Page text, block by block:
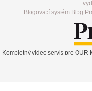
Blogovací systém
Kompletný video servis pre OUR